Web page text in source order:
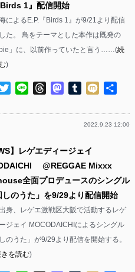
Birds 1』配信開始
によるE.P.『Birds 1』が9/21より配信
た。 鳥をテーマとした本作は既発の
」に、以前作っていたと言う……(続
)
TwitterLine ThreadsMastodon
Tumblr
Mixi
2022.9.23 12:00
】レゲエディージェイ
@REGGAE Mixxx
全面プロデュースのシングル
しのうた」を9/29より配信開始
身、レゲエ激戦区大阪で活動するレゲ
ジェイ MOCODAICHIによるシングル
しのうた」が9/29より配信を開始する。
を読む)